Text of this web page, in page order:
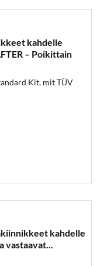
kahdelle
– Poikittain
Kit, mit TÜV
kahdelle
vastaavat...